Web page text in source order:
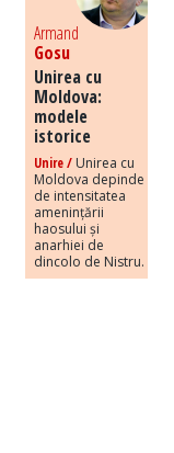
Armand
Gosu
Unirea cu
Moldova:
modele
istorice
Unire / Unirea cu
Moldova depinde
de intensitatea
amenințării
haosului și
anarhiei de
dincolo de Nistru.